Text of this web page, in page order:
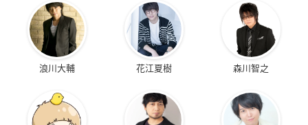
浪川大輔 花江夏樹 森川智之